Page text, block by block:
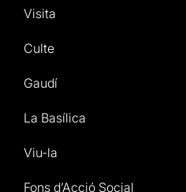
Visita
Culte
Gaudí
La Basílica
Viu-la
Fons d’Acció Social